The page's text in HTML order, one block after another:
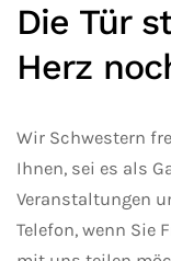
Die Tür
Herz
Wir Schwestern
Ihnen, sei es als
Veranstaltungen
Telefon, wenn Sie